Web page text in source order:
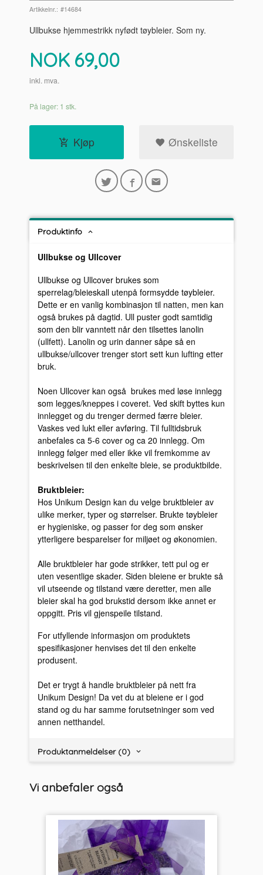
Artikkelnr.: #14684
Ullbukse hjemmestrikk nyfødt tøybleier. Som ny.
Pris
NOK 69,00
inkl. mva.
På lager: 1 stk.
Kjøp Ønskeliste
Produktinfo
Ullbukse og Ullcover
Ullbukse og Ullcover brukes som
sperrelag/bleieskall utenpå formsydde tøybleier.
Dette er en vanlig kombinasjon til natten, men kan
også brukes på dagtid. Ull puster godt samtidig
som den blir vanntett når den tilsettes lanolin
(ullfett). Lanolin og urin danner såpe så en
ullbukse/ullcover trenger stort sett kun lufting etter
bruk.
Noen Ullcover kan også brukes med løse innlegg
som legges/kneppes i coveret. Ved skift byttes kun
innlegget og du trenger dermed færre bleier.
Vaskes ved lukt eller avføring. Til fulltidsbruk
anbefales ca 5-6 cover og ca 20 innlegg. Om
innlegg følger med eller ikke vil fremkomme av
beskrivelsen til den enkelte bleie, se produktbilde.
Bruktbleier:
Hos Unikum Design kan du velge bruktbleier av
ulike merker, typer og størrelser. Brukte tøybleier
er hygieniske, og passer for deg som ønsker
ytterligere besparelser for miljøet og økonomien.
Alle bruktbleier har gode strikker, tett pul og er
uten vesentlige skader. Siden bleiene er brukte så
vil utseende og tilstand være deretter, men alle
bleier skal ha god brukstid dersom ikke annet er
oppgitt. Pris vil gjenspeile tilstand.
For utfyllende informasjon om produktets
spesifikasjoner henvises det til den enkelte
produsent.
Det er trygt å handle bruktbleier på nett fra
Unikum Design! Da vet du at bleiene er i god
stand og du har samme forutsetninger som ved
annen netthandel.
Produktanmeldelser (0)
Vi anbefaler også